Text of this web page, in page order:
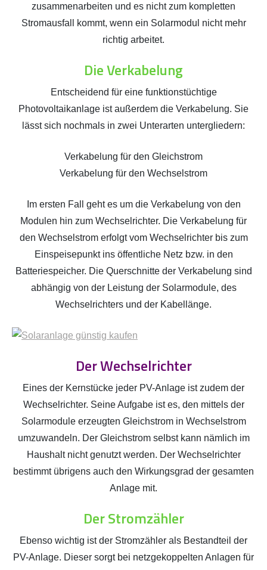
zusammenarbeiten und es nicht zum kompletten
Stromausfall kommt, wenn ein Solarmodul nicht mehr
richtig arbeitet.
Die Verkabelung
Entscheidend für eine funktionstüchtige
Photovoltaikanlage ist außerdem die Verkabelung. Sie
lässt sich nochmals in zwei Unterarten untergliedern:
Verkabelung für den Gleichstrom
Verkabelung für den Wechselstrom
Im ersten Fall geht es um die Verkabelung von den
Modulen hin zum Wechselrichter. Die Verkabelung für
den Wechselstrom erfolgt vom Wechselrichter bis zum
Einspeisepunkt ins öffentliche Netz bzw. in den
Batteriespeicher. Die Querschnitte der Verkabelung sind
abhängig von der Leistung der Solarmodule, des
Wechselrichters und der Kabellänge.
Der Wechselrichter
Eines der Kernstücke jeder PV-Anlage ist zudem der
Wechselrichter. Seine Aufgabe ist es, den mittels der
Solarmodule erzeugten Gleichstrom in Wechselstrom
umzuwandeln. Der Gleichstrom selbst kann nämlich im
Haushalt nicht genutzt werden. Der Wechselrichter
bestimmt übrigens auch den Wirkungsgrad der gesamten
Anlage mit.
Der Stromzähler
Ebenso wichtig ist der Stromzähler als Bestandteil der
PV-Anlage. Dieser sorgt bei netzgekoppelten Anlagen für